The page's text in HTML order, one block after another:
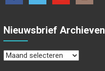
Nieuwsbrief Archieven
Nieuwsbrief